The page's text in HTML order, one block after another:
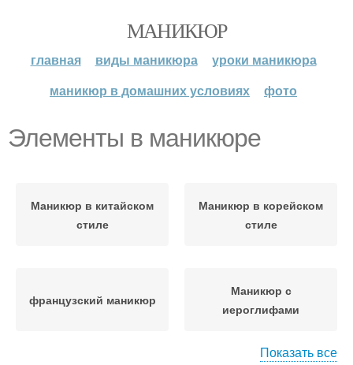
МАНИКЮР
главная виды маникюра
уроки маникюра
маникюр в домашних условиях
фото
Элементы в маникюре
Маникюр в китайском
стиле
Маникюр в корейском
стиле
французский маникюр
Маникюр с
иероглифами
Показать все